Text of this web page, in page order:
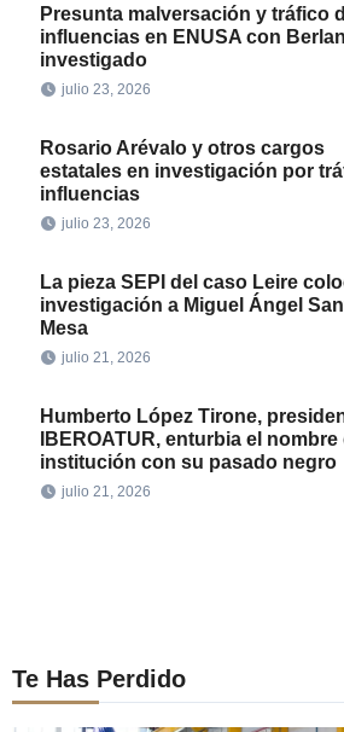
Presunta malversación y tráfico
influencias en ENUSA con
investigado
julio 23, 2026
Rosario Arévalo y otros cargos
estatales en investigación por
influencias
julio 23, 2026
La pieza SEPI del caso Leire
investigación a Miguel Ángel
Mesa
julio 21, 2026
Humberto López Tirone,
IBEROATUR, enturbia el nombre
institución con su pasado negro
julio 21, 2026
Te Has Perdido